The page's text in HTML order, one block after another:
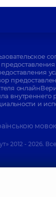
онлайн
внутреннего
и
2012 - 2026.